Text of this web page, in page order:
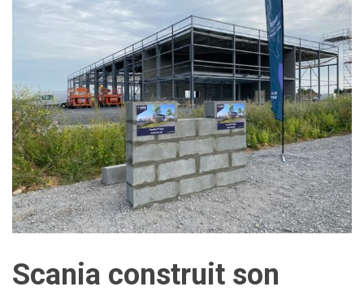
Scania construit son